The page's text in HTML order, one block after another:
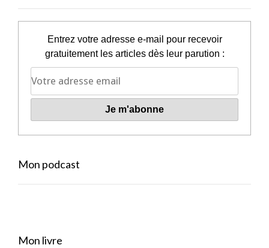
Entrez votre adresse e-mail pour recevoir
gratuitement les articles dès leur parution :
Mon podcast
Mon livre